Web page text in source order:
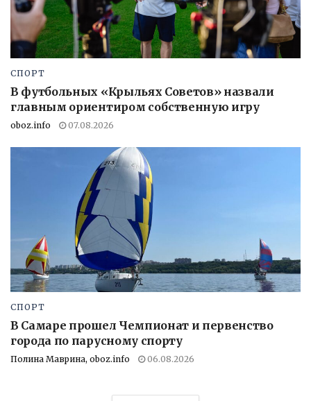
СПОРТ
В футбольных «Крыльях Советов» назвали
главным ориентиром собственную игру
oboz.info 07.08.2026
СПОРТ
В Самаре прошел Чемпионат и первенство
города по парусному спорту
Полина Маврина, oboz.info 06.08.2026